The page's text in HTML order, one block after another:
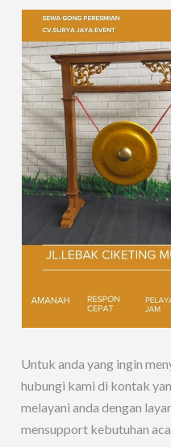
Untuk anda yang ingin
hubungi kami di kontak
melayani anda dengan
mensupport kebutuhan